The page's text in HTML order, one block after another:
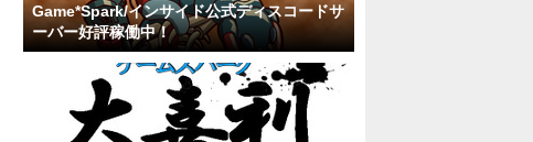
Game*Spark/インサイド公式ディスコードサ
ーバー好評稼働中！